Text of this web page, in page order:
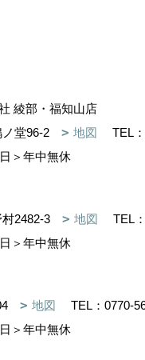
綾部・福知山店
ノ堂96-2 地図 TEL：
＞年中無休
村2482-3 地図 TEL：
＞年中無休
地図 TEL： 0770-
＞年中無休